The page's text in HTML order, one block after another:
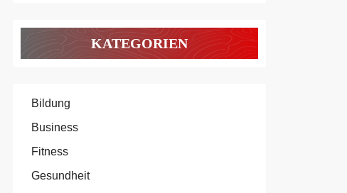
KATEGORIEN
Bildung
Business
Fitness
Gesundheit